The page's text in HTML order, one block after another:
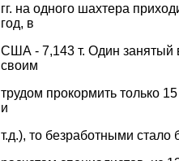
гг. на одного шахтера
год, в
США - 7,143 т. Один занятый
своим
трудом прокормить только
и
т.д.), то безработными